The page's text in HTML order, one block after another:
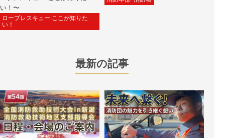
い！〜
ロープレスキュー ここが知りた
い！
最新の記事